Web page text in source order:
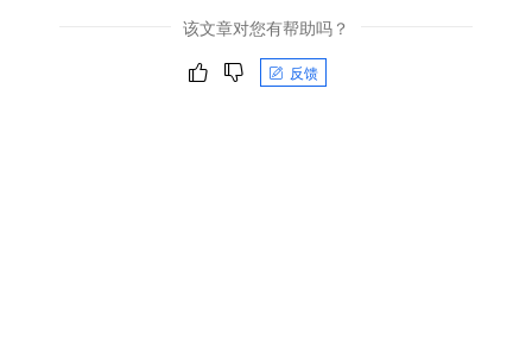
该文章对您有帮助吗？
反馈